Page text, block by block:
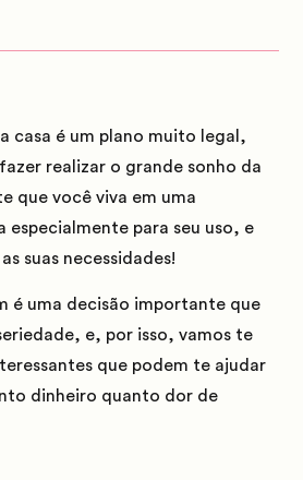
casa é um plano muito legal,
realizar o grande sonho da
que você viva em uma
especialmente para seu uso, e
suas necessidades!
é uma decisão importante que
e, por isso, vamos te
que podem te ajudar
dinheiro quanto dor de